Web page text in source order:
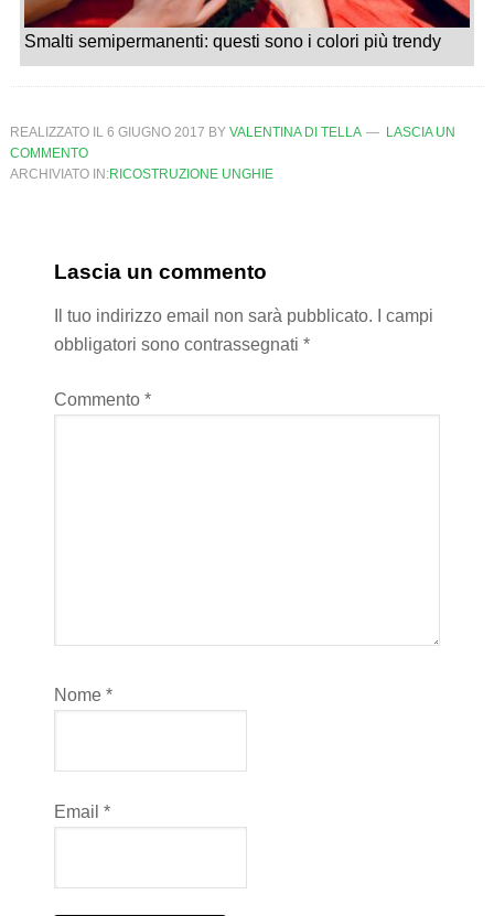
Smalti semipermanenti: questi sono i colori più trendy
REALIZZATO IL 6 GIUGNO 2017 BY VALENTINA DI TELLA
LASCIA UN
COMMENTO
ARCHIVIATO IN:RICOSTRUZIONE UNGHIE
Lascia un commento
Il tuo indirizzo email non sarà pubblicato.
I campi
obbligatori sono contrassegnati *
Commento *
Nome *
Email *